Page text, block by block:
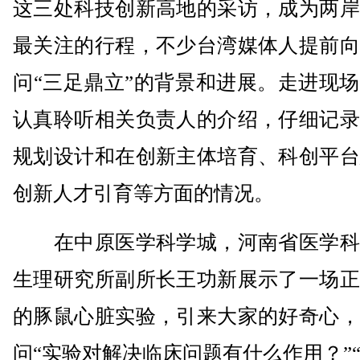
这三处科技创新高地的采访，成为两
最关注的行程，不少台湾媒体人提前
问“三足鼎立”的背景和进展。走进现
认真聆听相关负责人的介绍，仔细记
规划设计和在创新主体培育、科创平
创新人才引育等方面的情况。
在中原医学科学城，河南省医学
生理研究所副所长王功新展示了一场
的豚鼠心脏实验，引来大家的好奇心
问“实验对解决临床问题有什么作用？